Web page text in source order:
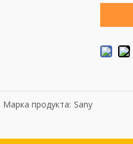
Марка продукта: Sany